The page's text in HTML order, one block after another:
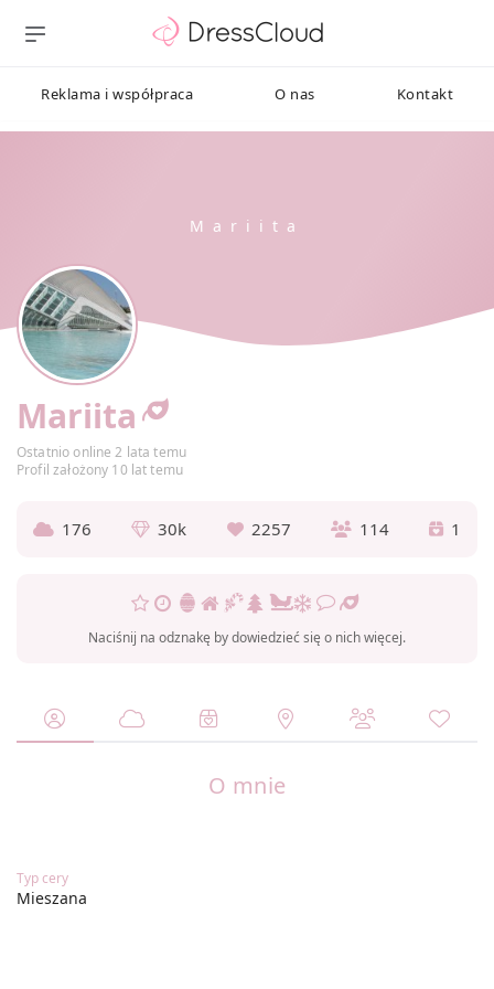
Reklama i współpraca O nas Kontakt
Mariita
Ostatnio online 2 lata temu
Profil założony 10 lat temu
176 30k 2257 114 1
Naciśnij na odznakę by dowiedzieć się o nich więcej.
O mnie
Typ cery
Mieszana